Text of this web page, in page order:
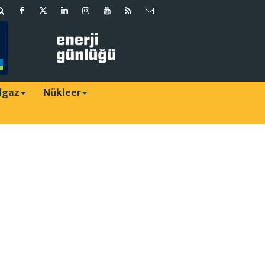
Nükleer